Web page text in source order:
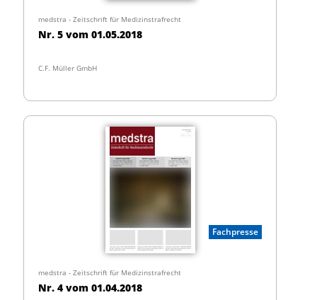
medstra - Zeitschrift für Medizinstrafrecht
Nr. 5 vom 01.05.2018
C.F. Müller GmbH
Fachpresse
medstra - Zeitschrift für Medizinstrafrecht
Nr. 4 vom 01.04.2018